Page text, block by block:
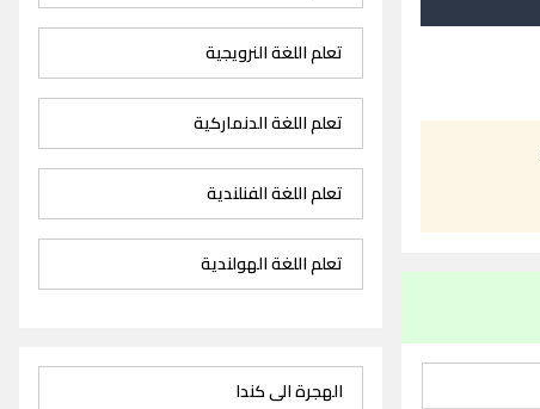
تعلم اللغة النرويجية
تعلم اللغة الدنماركية
تعلم اللغة الفنلندية
تعلم اللغة الهولندية
الهجرة الى كندا